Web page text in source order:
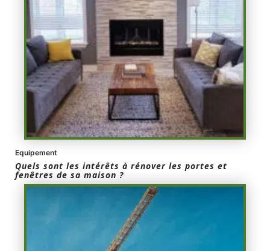
Equipement
Quels sont les intérêts à rénover les portes et
fenêtres de sa maison ?